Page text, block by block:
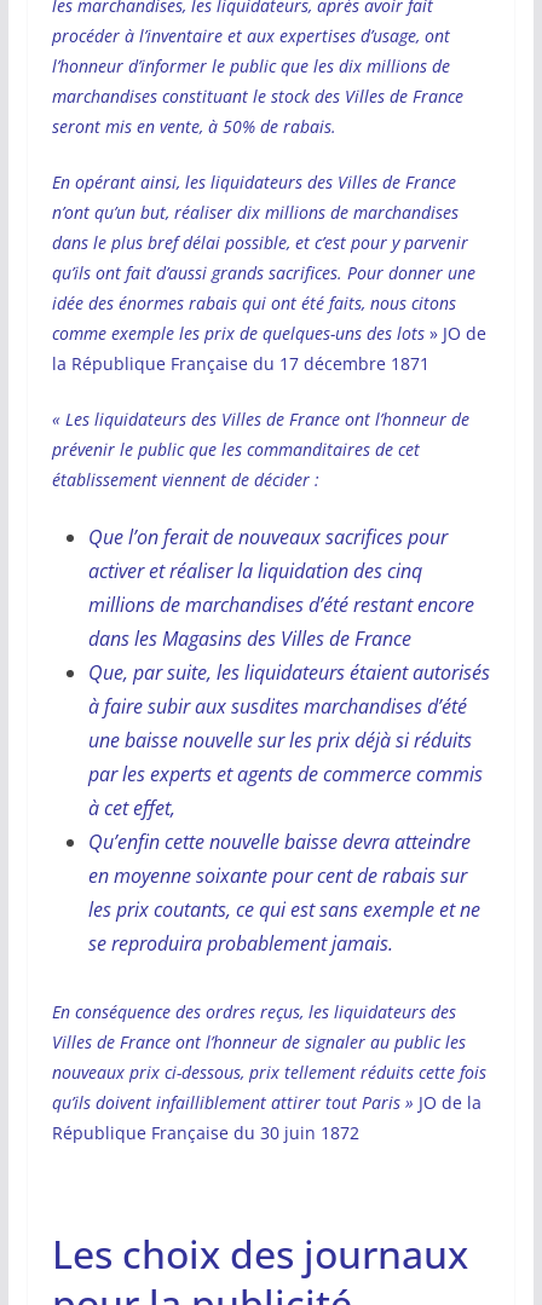
les marchandises, les liquidateurs, après avoir fait
procéder à l’inventaire et aux expertises d’usage, ont
l’honneur d’informer le public que les dix millions de
marchandises constituant le stock des Villes de France
seront mis en vente, à 50% de rabais.
En opérant ainsi, les liquidateurs des Villes de France
n’ont qu’un but, réaliser dix millions de marchandises
dans le plus bref délai possible, et c’est pour y parvenir
qu’ils ont fait d’aussi grands sacrifices. Pour donner une
idée des énormes rabais qui ont été faits, nous citons
comme exemple les prix de quelques-uns des lots » JO de
la République Française du 17 décembre 1871
« Les liquidateurs des Villes de France ont l’honneur de
prévenir le public que les commanditaires de cet
établissement viennent de décider :
Que l’on ferait de nouveaux sacrifices pour
activer et réaliser la liquidation des cinq
millions de marchandises d’été restant encore
dans les Magasins des Villes de France
Que, par suite, les liquidateurs étaient autorisés
à faire subir aux susdites marchandises d’été
une baisse nouvelle sur les prix déjà si réduits
par les experts et agents de commerce commis
à cet effet,
Qu’enfin cette nouvelle baisse devra atteindre
en moyenne soixante pour cent de rabais sur
les prix coutants, ce qui est sans exemple et ne
se reproduira probablement jamais.
En conséquence des ordres reçus, les liquidateurs des
Villes de France ont l’honneur de signaler au public les
nouveaux prix ci-dessous, prix tellement réduits cette fois
qu’ils doivent infailliblement attirer tout Paris » JO de la
République Française du 30 juin 1872
Les choix des journaux